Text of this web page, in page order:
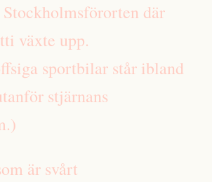
där
växte upp.
sportbilar står ibland
stjärnans
är svårt